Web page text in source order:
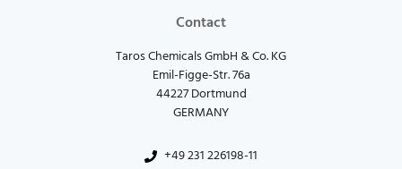
Contact
Taros Chemicals GmbH & Co. KG
Emil-Figge-Str. 76a
44227 Dortmund
GERMANY
+49 231 226198-11